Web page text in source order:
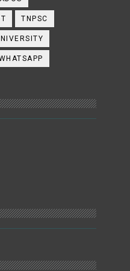
TNPSC